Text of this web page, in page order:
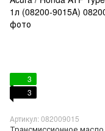
3
3
Артикул: 082009015